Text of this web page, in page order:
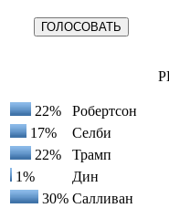
22%
Робертсон
17%
Селби
22%
Трамп
1%
Дин
30% Салливан